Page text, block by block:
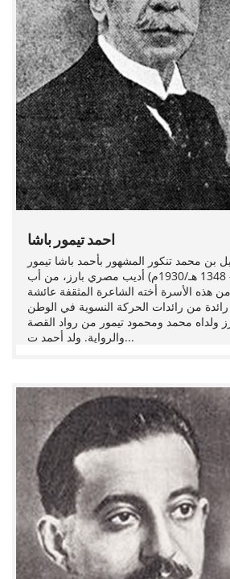
بن محمد تنكور المشهور بأحمد باشا تيمور
(1288 هـ/1871م - 1348 هـ/1930م) أديب مصري بارز، من أب
هذه الأسرة أخته الشاعرة المثقفة عائشة
رائدة من رائدات الحركة النسوية في الوطن
ولداه محمد ومحمود تيمور من رواد القصة
والرواية. ولد أحمد ت...